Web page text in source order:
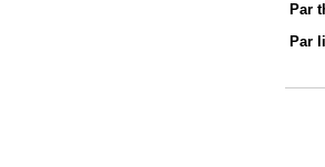
Par
Par